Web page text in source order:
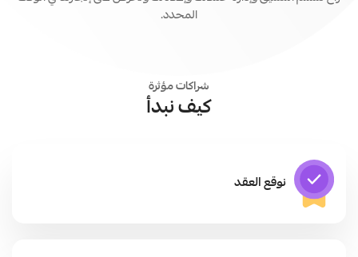
المحدد.
شراكات مؤثرة
كيف نبدأ
نوقع العقد